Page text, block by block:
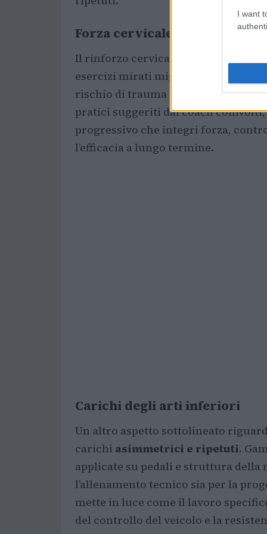
I want
Forza cervicale e prevenzione
Il rinforzo cervicale è descritto
esercizi mirati migliorano la
rischio di trauma da movimento
pratici suggeriti dai coach
progressivo che integri forza,
l’efficacia a lungo termine.
Carichi degli arti inferiori
Un altro aspetto sottolineato
carichi asimmetrici e ripetuti.
applicate su pedali e struttura
l’allenamento tecnico sia per la
mette in luce come il lavoro
del controllo del veicolo e la